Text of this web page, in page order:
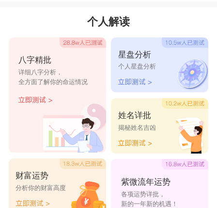
双鱼女什么情况下才会提出离婚：
双鱼女接受不了的是当婚姻被日常的柴米油盐
所淹没，甚至剥夺个人自由和呼吸的权利，尽管双
鱼女的耐力还是相当可以的，同情心和理解力也不
见得弱了，但是她们认为自己愿意的还是别人强制
的是不一样的，如果对方把双鱼女为自己做出的付
出当成理所当然，没有去体贴她们等等，离婚对她
们来说只是一道迟早的必选题。当然在离婚之后你
也会发现，双鱼女可能很快的再去找一个伴，很多
人会觉得双鱼女怎么爱情没有间断呢?其实只是因
个人解读
八字精批
详细八字分析，
全方面了解你的命运情况
财富运势
分析你的财富高度
星盘分析
个人星盘分析
姓名详批
揭秘姓名吉凶
紫微流年运势
各项运势详批，
新的一年新的机遇！